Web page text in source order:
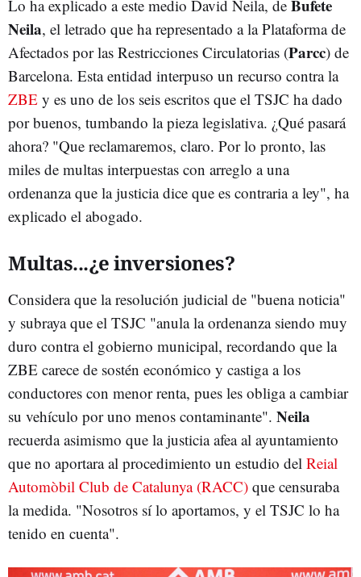
Lo ha explicado a este medio David Neila, de Bufete
Neila, el letrado que ha representado a la Plataforma de
Afectados por las Restricciones Circulatorias (Parcc) de
Barcelona. Esta entidad interpuso un recurso contra la
ZBE y es uno de los seis escritos que el TSJC ha dado
por buenos, tumbando la pieza legislativa. ¿Qué pasará
ahora? "Que reclamaremos, claro. Por lo pronto, las
miles de multas interpuestas con arreglo a una
ordenanza que la justicia dice que es contraria a ley", ha
explicado el abogado.
Multas...¿e inversiones?
Considera que la resolución judicial de "buena noticia"
y subraya que el TSJC "anula la ordenanza siendo muy
duro contra el gobierno municipal, recordando que la
ZBE carece de sostén económico y castiga a los
conductores con menor renta, pues les obliga a cambiar
su vehículo por uno menos contaminante". Neila
recuerda asimismo que la justicia afea al ayuntamiento
que no aportara al procedimiento un estudio del Reial
Automòbil Club de Catalunya (RACC) que censuraba
la medida. "Nosotros sí lo aportamos, y el TSJC lo ha
tenido en cuenta".